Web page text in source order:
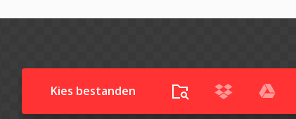
Kies bestanden